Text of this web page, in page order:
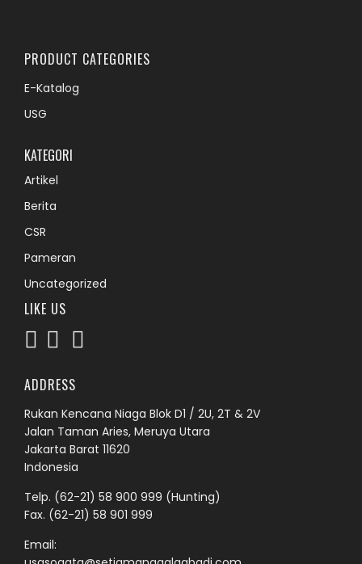
PRODUCT CATEGORIES
E-Katalog
USG
KATEGORI
Artikel
Berita
CSR
Pameran
Uncategorized
LIKE US
ADDRESS
Rukan Kencana Niaga Blok D1 / 2U, 2T & 2V
Jalan Taman Aries, Meruya Utara
Jakarta Barat 11620
Indonesia
Telp. (62-21) 58 900 999 (Hunting)
Fax. (62-21) 58 901 999
Email: